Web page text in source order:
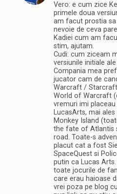
Vero: e cum zice
primele doua
am facut prostia sa
nevoie de ceva
Kadiei cum am
stim, ajutam.
Cudi: cum ziceam
versiunile initiale
Compania mea
jucator cam de
Warcraft /
World of Warcraft
vremuri imi
LucasArts, mai
Monkey Island
the fate of Atlantis
road. Toate-s
placut cat a fost
SpaceQuest si
putin ca Lucas
toate jocurile de
care erau haioase
vrei poza pe blog